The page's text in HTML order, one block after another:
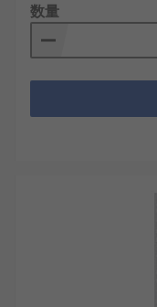
数量